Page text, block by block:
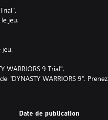
jeu.
jeu.
WARRIORS 9 Trial".
"DYNASTY WARRIORS 9". Prenez
Date de publication